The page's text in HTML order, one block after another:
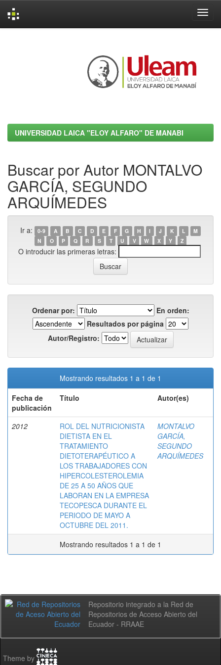
UNIVERSIDAD LAICA "ELOY ALFARO" DE MANABI
Buscar por Autor MONTALVO
GARCÍA, SEGUNDO
ARQUÍMEDES
Ir a: 0-9 A B C D E F G H I J K L
M
N
O P Q R S T U V W X Y Z
O introducir las primeras letras:
Ordenar por:
En orden:
Resultados por página
Autor/Registro:
Mostrando resultados 1 a 1 de 1
Fecha de
publicación
Título Autor(es)
2012
ROL DEL NUTRICIONISTA
DIETISTA EN EL
TRATAMIENTO
DIETOTERAPÉUTICO A
LOS TRABAJADORES CON
HIPERCOLESTEROLEMIA
DE 25 A 50 AÑOS QUE
LABORAN EN LA EMPRESA
TECOPESCA DURANTE EL
PERIODO DE MAYO A
OCTUBRE DEL 2011.
MONTALVO
GARCÍA,
SEGUNDO
ARQUÍMEDES
Mostrando resultados 1 a 1 de 1
Repositorio integrado a la Red de
Repositorios de Acceso Abierto del
Ecuador - RRAAE
Theme by